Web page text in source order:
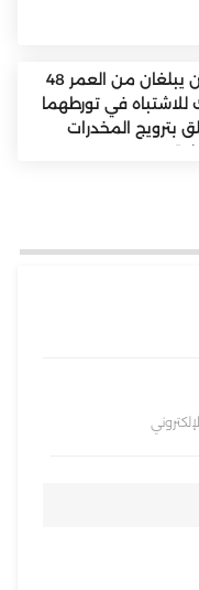
توقيف شخصين يبلغان من العمر 48
للاشتباه في تورطهما
بترويج المخدرات